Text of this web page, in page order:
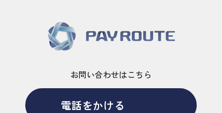
お問い合わせはこちら
電話をかける